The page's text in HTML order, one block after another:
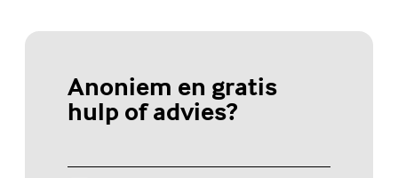
Anoniem en gratis
hulp of advies?